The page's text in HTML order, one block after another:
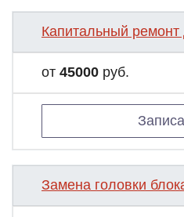
Капитальный ремонт
от 45000 руб.
Замена головки